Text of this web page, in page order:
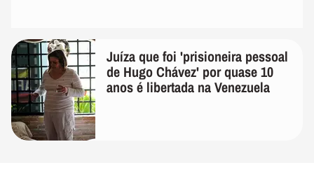
Juíza que foi 'prisioneira pessoal
de Hugo Chávez' por quase 10
anos é libertada na Venezuela